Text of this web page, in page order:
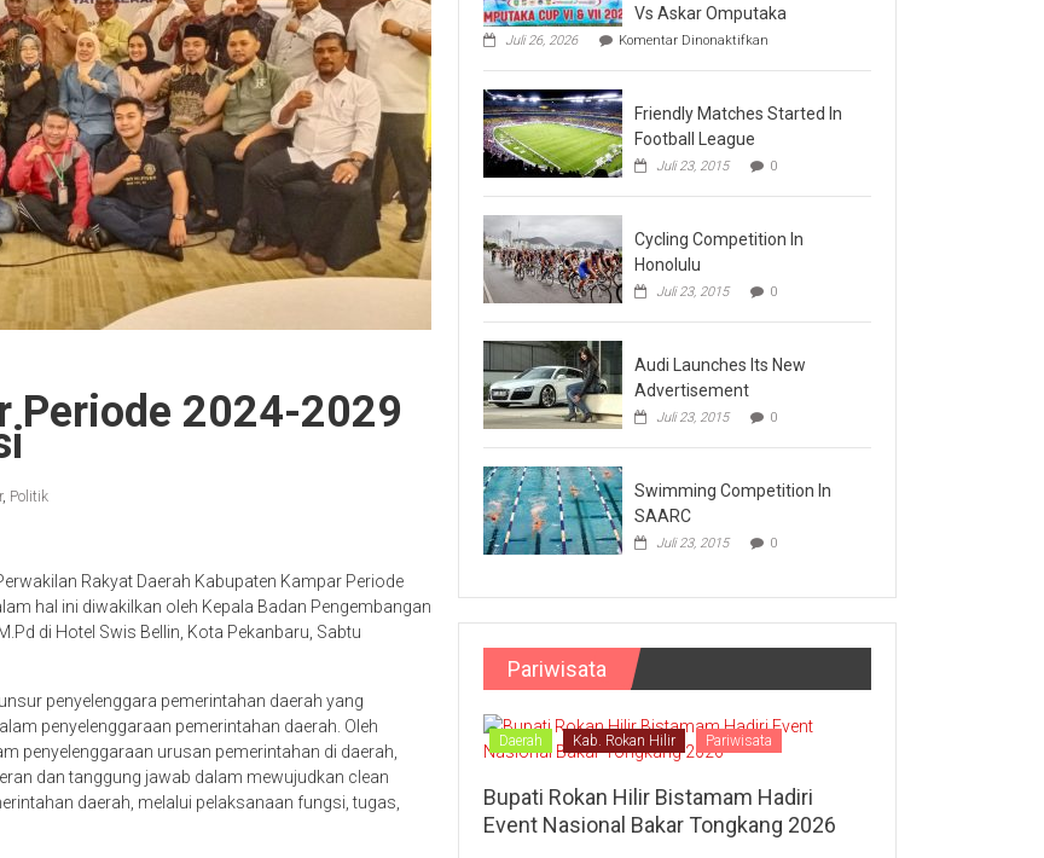
Periode 2024-2029
, Politik
Rakyat Daerah Kabupaten Kampar Periode
hal ini diwakilkan oleh Kepala Badan Pengembangan
di Hotel Swis Bellin, Kota Pekanbaru, Sabtu
penyelenggara pemerintahan daerah yang
penyelenggaraan pemerintahan daerah. Oleh
penyelenggaraan urusan pemerintahan di daerah,
dan tanggung jawab dalam mewujudkan clean
daerah, melalui pelaksanaan fungsi, tugas,
Vs Askar Omputaka
Juli 26, 2026 Komentar Dinonaktifkan
Omputaka
VI
Omputaka
Friendly Matches Started In
Football League
Juli 23, 2015 0
Cycling Competition In
Honolulu
Juli 23, 2015 0
Audi Launches Its New
Advertisement
Juli 23, 2015 0
Swimming Competition In
SAARC
Juli 23, 2015 0
Pariwisata
Daerah Kab. Rokan Hilir Pariwisata
Bupati Rokan Hilir Bistamam Hadiri
Event Nasional Bakar Tongkang 2026